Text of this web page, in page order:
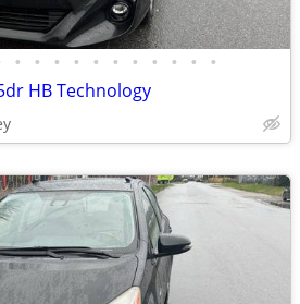
• • • • • • • • • • •
HB Technology